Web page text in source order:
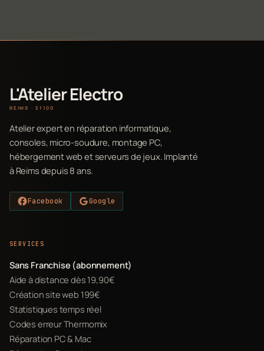
L'Atelier Electro
REIMS · 51100
Atelier expert en réparation informatique,
consoles, micro-soudure, montage PC,
hébergement web et serveurs de jeux. Implanté
à Reims depuis 8 ans.
Facebook Google
SERVICES
Sans Franchise (abonnement)
Aide à distance dès 19,90€
Création site web 199€
Statistiques temps réel
Codes erreur Thermomix
Réparation PC & Mac